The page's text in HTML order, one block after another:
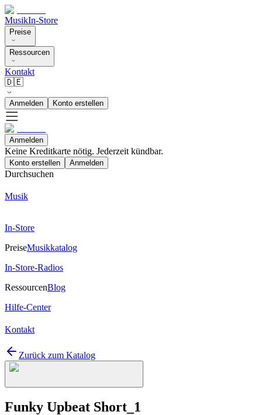
MusikIn-Store
Preise
Ressourcen
Kontakt
🇩🇪
Anmelden Konto erstellen
Anmelden
Keine Kreditkarte nötig. Jederzeit kündbar.
Konto erstellen Anmelden
Durchsuchen
Musik
In-Store
PreiseMusikkatalog
In-Store-Radios
RessourcenBlog
Hilfe-Center
Kontakt
Zurück zum Katalog
Funky Upbeat Short_1